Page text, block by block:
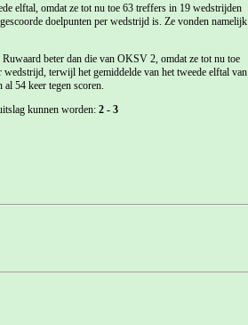
elftal, omdat ze tot nu toe 63 treffers in 19 wedstrijden
doelpunten per wedstrijd is. Ze vonden namelijk
beter dan die van OKSV 2, omdat ze tot nu toe
terwijl het gemiddelde van het tweede elftal van
54 keer tegen scoren.
kunnen worden: 2 - 3